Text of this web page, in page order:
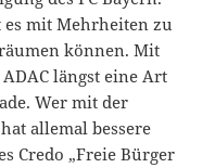
mit Mehrheiten zu
können. Mit
längst eine Art
Wer mit der
allemal bessere
Credo „Freie Bürger